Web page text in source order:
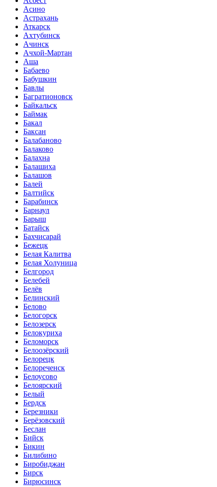
Асино
Астрахань
Аткарск
Ахтубинск
Ачинск
Ачхой-Мартан
Аша
Бабаево
Бабушкин
Бавлы
Багратионовск
Байкальск
Баймак
Бакал
Баксан
Балабаново
Балаково
Балахна
Балашиха
Балашов
Балей
Балтийск
Барабинск
Барнаул
Барыш
Батайск
Бахчисарай
Бежецк
Белая Калитва
Белая Холуница
Белгород
Белебей
Белёв
Белинский
Белово
Белогорск
Белозерск
Белокуриха
Беломорск
Белоозёрский
Белорецк
Белореченск
Белоусово
Белоярский
Белый
Бердск
Березники
Берёзовский
Беслан
Бийск
Бикин
Билибино
Биробиджан
Бирск
Бирюсинск